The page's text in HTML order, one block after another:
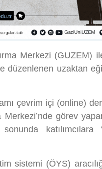
Merkezi (GUZEM)
düzenlenen uzaktan
çevrim içi (online)
görev
katılımcılara
sistemi (ÖYS)